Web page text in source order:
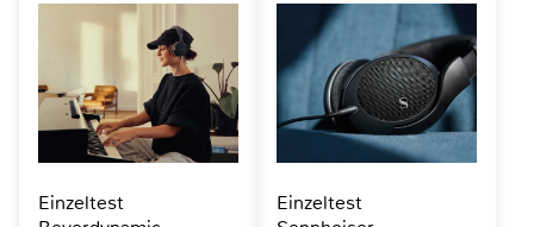
Einzeltest
Einzeltest